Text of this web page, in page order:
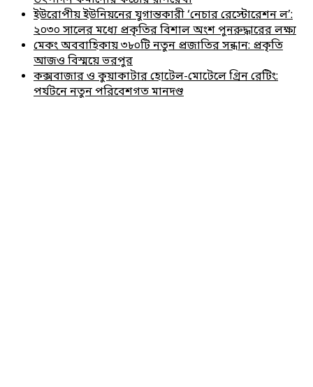
ইউরোপীয় ইউনিয়নের যুগান্তকারী ‘নেচার রেস্টোরেশন ল’:
২০৩০ সালের মধ্যে প্রকৃতির বিশাল অংশ পুনরুদ্ধারের লক্ষ্য
মেকং অববাহিকায় ৩৮০টি নতুন প্রজাতির সন্ধান: প্রকৃতি
আজও বিস্ময়ে ভরপুর
কক্সবাজার ও কুয়াকাটার হোটেল-মোটেলে গ্রিন রেটিং:
পর্যটনে নতুন পরিবেশগত মানদণ্ড